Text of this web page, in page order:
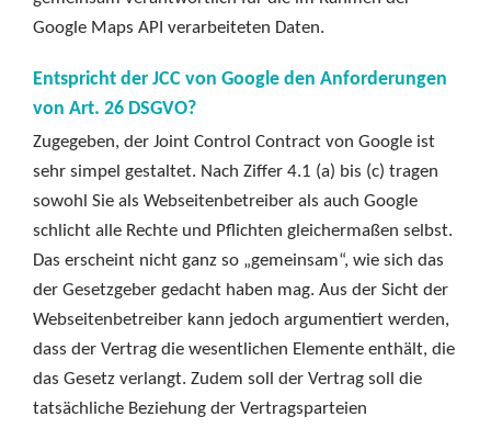
Google Maps API verarbeiteten Daten.
Entspricht der JCC von Google den Anforderungen
von Art. 26 DSGVO?
Zugegeben, der Joint Control Contract von Google ist
sehr simpel gestaltet. Nach Ziffer 4.1 (a) bis (c) tragen
sowohl Sie als Webseitenbetreiber als auch Google
schlicht alle Rechte und Pflichten gleichermaßen selbst.
Das erscheint nicht ganz so „gemeinsam“, wie sich das
der Gesetzgeber gedacht haben mag. Aus der Sicht der
Webseitenbetreiber kann jedoch argumentiert werden,
dass der Vertrag die wesentlichen Elemente enthält, die
das Gesetz verlangt. Zudem soll der Vertrag soll die
tatsächliche Beziehung der Vertragsparteien